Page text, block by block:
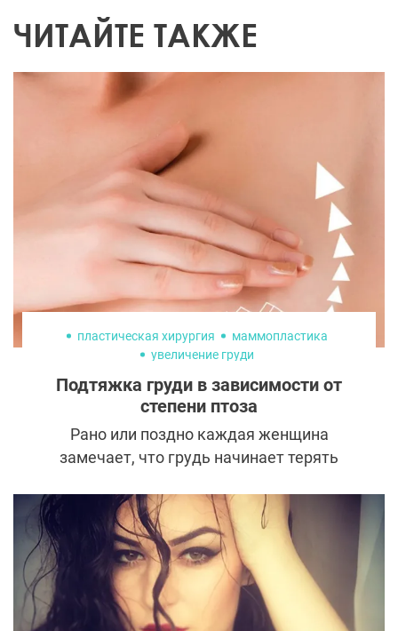
ЧИТАЙТЕ ТАКЖЕ
пластическая хирургия
маммопластика
увеличение груди
Подтяжка груди в зависимости от
степени птоза
Рано или поздно каждая женщина
замечает, что грудь начинает терять
о старости и альтернатива: ложиться под
нож или смириться с возрастными
изменениями. На деле же существует
несколько способов подтянуть бюст и
некоторые из них довольно щадящие. Но
чтобы они сработали, необходимо